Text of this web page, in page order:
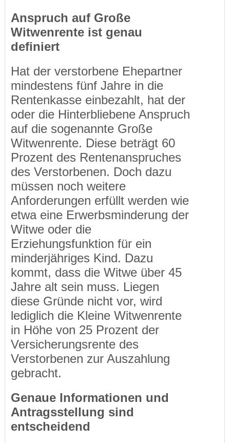
Anspruch auf Große
Witwenrente ist genau
definiert
Hat der verstorbene Ehepartner
mindestens fünf Jahre in die
Rentenkasse einbezahlt, hat der
oder die Hinterbliebene Anspruch
auf die sogenannte Große
Witwenrente. Diese beträgt 60
Prozent des Rentenanspruches
des Verstorbenen. Doch dazu
müssen noch weitere
Anforderungen erfüllt werden wie
etwa eine Erwerbsminderung der
Witwe oder die
Erziehungsfunktion für ein
minderjähriges Kind. Dazu
kommt, dass die Witwe über 45
Jahre alt sein muss. Liegen
diese Gründe nicht vor, wird
lediglich die Kleine Witwenrente
in Höhe von 25 Prozent der
Versicherungsrente des
Verstorbenen zur Auszahlung
gebracht.
Genaue Informationen und
Antragsstellung sind
entscheidend